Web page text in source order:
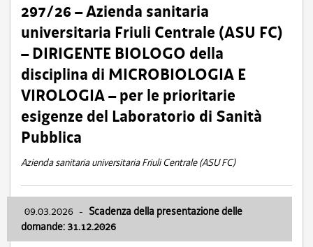
297/26 – Azienda sanitaria
universitaria Friuli Centrale (ASU FC)
– DIRIGENTE BIOLOGO della
disciplina di MICROBIOLOGIA E
VIROLOGIA – per le prioritarie
esigenze del Laboratorio di Sanità
Pubblica
Azienda sanitaria universitaria Friuli Centrale (ASU FC)
09.03.2026 - Scadenza della presentazione delle
domande: 31.12.2026